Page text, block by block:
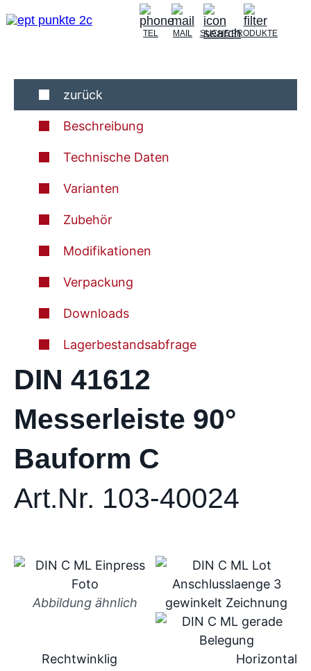
TEL MAIL SUCHEPRODUKTE
zurück
Beschreibung
Technische Daten
Varianten
Zubehör
Modifikationen
Verpackung
Downloads
Lagerbestandsabfrage
DIN 41612
Messerleiste 90°
Bauform C
Art.Nr. 103-40024
Abbildung ähnlich
Rechtwinklig
Horizontal